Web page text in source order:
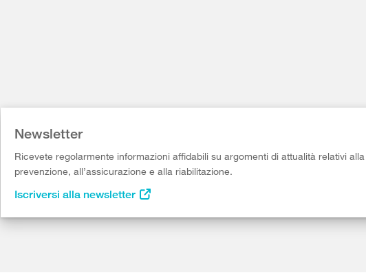
Newsletter
Ricevete regolarmente informazioni affidabili su argomenti di attualità relativi alla
prevenzione, all’assicurazione e alla riabilitazione.
Iscriversi alla newsletter